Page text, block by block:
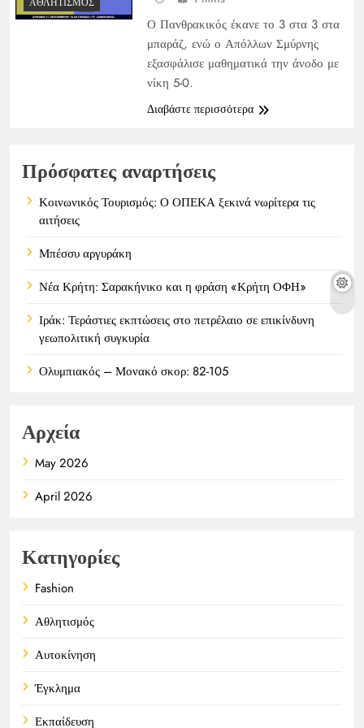
Ο Πανθρακικός έκανε το 3 στα 3 στα
μπαράζ, ενώ ο Απόλλων Σμύρνης
εξασφάλισε μαθηματικά την άνοδο με
νίκη 5-0.
Διαβάστε περισσότερα
Πρόσφατες αναρτήσεις
Κοινωνικός Τουρισμός: Ο ΟΠΕΚΑ ξεκινά νωρίτερα τις
αιτήσεις
Μπέσσυ αργυράκη
Νέα Κρήτη: Σαρακήνικο και η φράση «Κρήτη ΟΦΗ»
Ιράκ: Τεράστιες εκπτώσεις στο πετρέλαιο σε επικίνδυνη
γεωπολιτική συγκυρία
Ολυμπιακός – Μονακό σκορ: 82-105
Αρχεία
May 2026
April 2026
Κατηγορίες
Fashion
Αθλητισμός
Αυτοκίνηση
Έγκλημα
Εκπαίδευση